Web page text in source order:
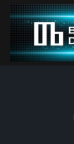
Skip
content